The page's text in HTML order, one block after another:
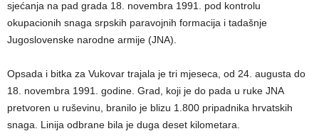
sjećanja na pad grada 18. novembra 1991. pod kontrolu
okupacionih snaga srpskih paravojnih formacija i tadašnje
Jugoslovenske narodne armije (JNA).
Opsada i bitka za Vukovar trajala je tri mjeseca, od 24. augusta do
18. novembra 1991. godine. Grad, koji je do pada u ruke JNA
pretvoren u ruševinu, branilo je blizu 1.800 pripadnika hrvatskih
snaga. Linija odbrane bila je duga deset kilometara.